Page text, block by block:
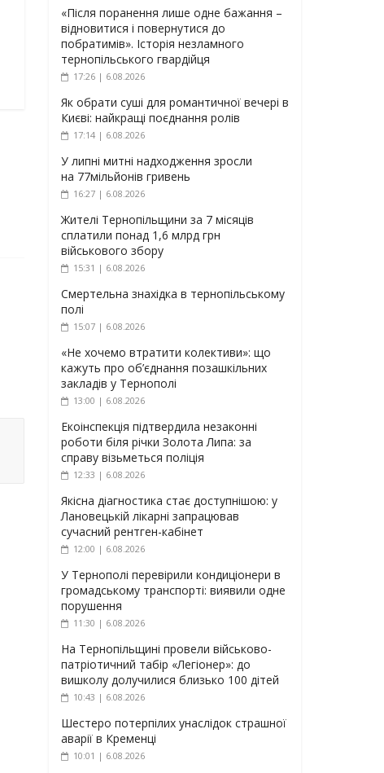
«Після поранення лише одне бажання –
відновитися і повернутися до
побратимів». Історія незламного
тернопільського гвардійця
17:26 | 6.08.2026
Як обрати суші для романтичної вечері в
Києві: найкращі поєднання ролів
17:14 | 6.08.2026
У липні митні надходження зросли
на 77мільйонів гривень
16:27 | 6.08.2026
Жителі Тернопільщини за 7 місяців
сплатили понад 1,6 млрд грн
військового збору
15:31 | 6.08.2026
Смертельна знахідка в тернопільському
полі
15:07 | 6.08.2026
«Не хочемо втратити колективи»: що
кажуть про об’єднання позашкільних
закладів у Тернополі
13:00 | 6.08.2026
Екоінспекція підтвердила незаконні
роботи біля річки Золота Липа: за
справу візьметься поліція
12:33 | 6.08.2026
Якісна діагностика стає доступнішою: у
Лановецькій лікарні запрацював
сучасний рентген-кабінет
12:00 | 6.08.2026
У Тернополі перевірили кондиціонери в
громадському транспорті: виявили одне
порушення
11:30 | 6.08.2026
На Тернопільщині провели військово-
патріотичний табір «Легіонер»: до
вишколу долучилися близько 100 дітей
10:43 | 6.08.2026
Шестеро потерпілих унаслідок страшної
аварії в Кременці
10:01 | 6.08.2026